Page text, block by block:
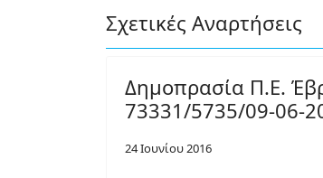
Σχετικές Αναρτήσεις
Δημοπρασία Π.Ε.
73331/5735/09-06-
24 Ιουνίου 2016